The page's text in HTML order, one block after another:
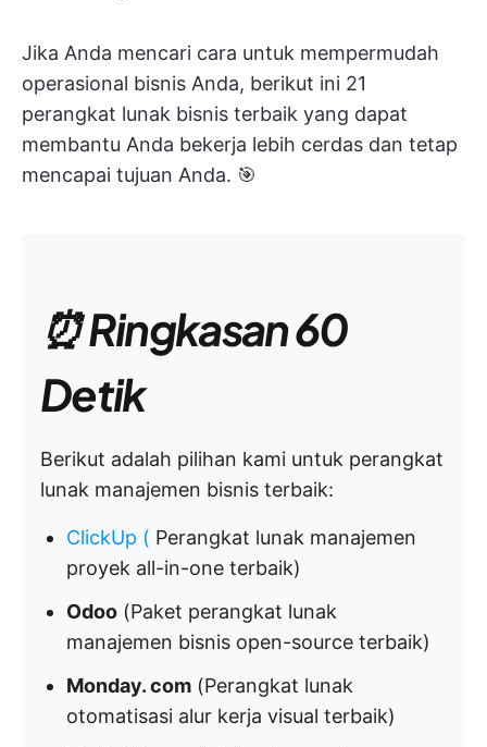
Jika Anda mencari cara untuk mempermudah
operasional bisnis Anda, berikut ini 21
perangkat lunak bisnis terbaik yang dapat
membantu Anda bekerja lebih cerdas dan tetap
mencapai tujuan Anda. 🎯
⏰ Ringkasan 60
Detik
Berikut adalah pilihan kami untuk perangkat
lunak manajemen bisnis terbaik:
ClickUp ( Perangkat lunak manajemen
proyek all-in-one terbaik)
Odoo (Paket perangkat lunak
manajemen bisnis open-source terbaik)
Monday. com (Perangkat lunak
otomatisasi alur kerja visual terbaik)